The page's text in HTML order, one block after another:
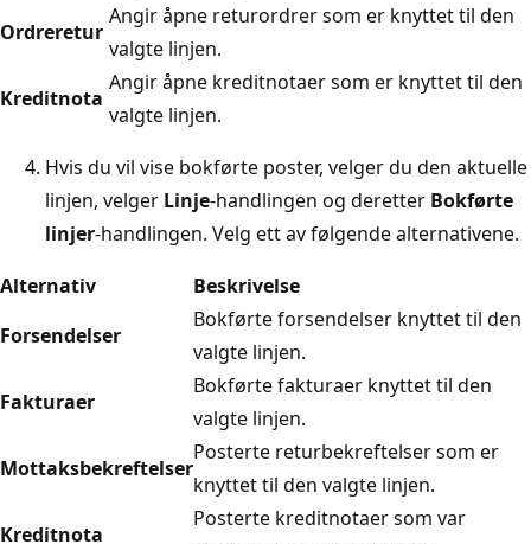
Ordreretur
Angir åpne returordrer som er knyttet til den
valgte linjen.
Kreditnota
Angir åpne kreditnotaer som er knyttet til den
valgte linjen.
Hvis du vil vise bokførte poster, velger du den aktuelle
linjen, velger Linje-handlingen og deretter Bokførte
linjer-handlingen. Velg ett av følgende alternativene.
Alternativ
Beskrivelse
Forsendelser
Bokførte forsendelser knyttet til den
valgte linjen.
Fakturaer
Bokførte fakturaer knyttet til den
valgte linjen.
Mottaksbekreftelser
Posterte returbekreftelser som er
knyttet til den valgte linjen.
Kreditnota
Posterte kreditnotaer som var